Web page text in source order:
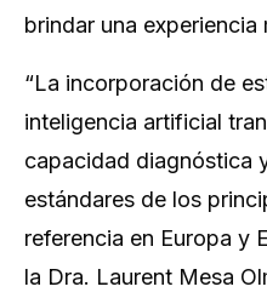
brindar una experiencia
“La incorporación de
inteligencia artificial
capacidad diagnóstica
estándares de los
referencia en Europa y
la Dra. Laurent Mesa